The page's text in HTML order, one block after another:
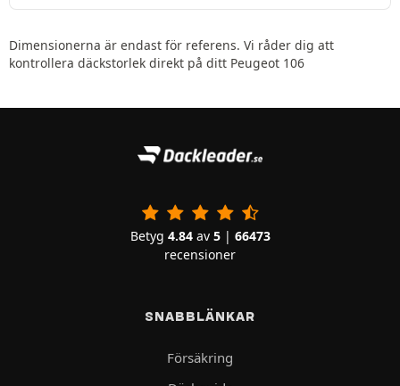
Dimensionerna är endast för referens. Vi råder dig att
kontrollera däckstorlek direkt på ditt Peugeot 106
Betyg 4.84av 5| 66473
recensioner
SNABBLÄNKAR
Försäkring